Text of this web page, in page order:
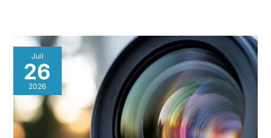
Juil
26
2026
Aberration
optique
:
définition
et
impact
en
photographie